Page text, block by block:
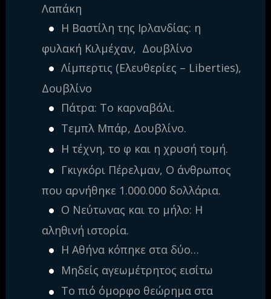
Λαπάκη
Η Βαστίλη της Ιρλανδίας: η
φυλακή Κιλμέχαν, Δουβλίνο
Λίμπερτις (Ελευθερίες – Liberties),
Δουβλίνο
Πάτρα: Το καρναβάλι.
Τεμπλ Μπάρ, Δουβλίνο.
Η τέχνη, το φ και η χρυσή τομή.
Γκιγκόρι Πέρελμαν, Ο άνθρωπος
που αρνήθηκε 1.000.000 δολλάρια.
Ο Νεύτωνας και το μήλο: Η
αληθινή ιστορία.
Η Αθήνα κόπηκε στα δύο…
Μηδείς αγεωμέτρητος εισίτω
Το πιό όμορφο θεώρημα στα